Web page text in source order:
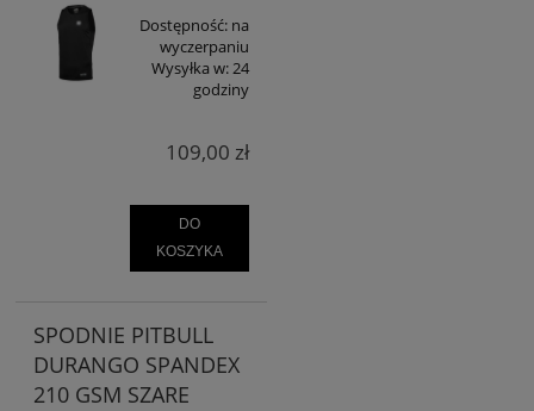
Dostępność: na
wyczerpaniu
Wysyłka w:24
godziny
109,00 zł
DO
KOSZYKA
SPODNIE PITBULL
DURANGO SPANDEX
210 GSM SZARE